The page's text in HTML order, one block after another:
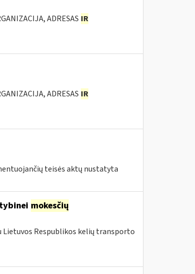
ADRESAS IR
ADRESAS IR
teisės aktų nustatyta
mokesčių
Lietuvos Respublikos kelių transporto